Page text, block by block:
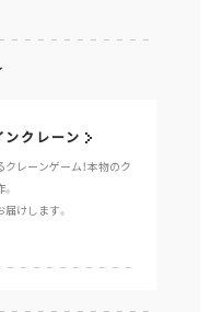
ンクレーン
レーンゲーム！本物のク
けします。